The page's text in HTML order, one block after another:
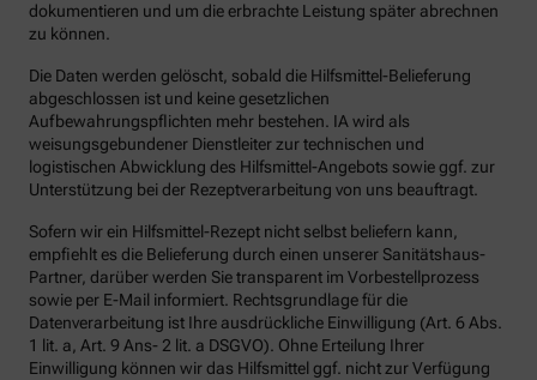
dokumentieren und um die erbrachte Leistung später abrechnen
zu können.
Die Daten werden gelöscht, sobald die Hilfsmittel-Belieferung
abgeschlossen ist und keine gesetzlichen
Aufbewahrungspflichten mehr bestehen. IA wird als
weisungsgebundener Dienstleiter zur technischen und
logistischen Abwicklung des Hilfsmittel-Angebots sowie ggf. zur
Unterstützung bei der Rezeptverarbeitung von uns beauftragt.
Sofern wir ein Hilfsmittel-Rezept nicht selbst beliefern kann,
empfiehlt es die Belieferung durch einen unserer Sanitätshaus-
Partner, darüber werden Sie transparent im Vorbestellprozess
sowie per E-Mail informiert. Rechtsgrundlage für die
Datenverarbeitung ist Ihre ausdrückliche Einwilligung (Art. 6 Abs.
1 lit. a, Art. 9 Ans- 2 lit. a DSGVO). Ohne Erteilung Ihrer
Einwilligung können wir das Hilfsmittel ggf. nicht zur Verfügung